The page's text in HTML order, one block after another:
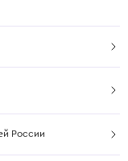
России